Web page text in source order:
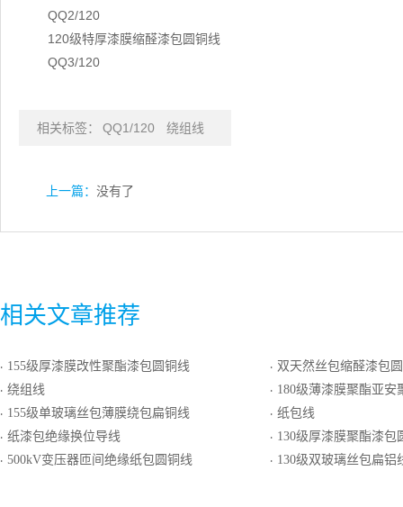
QQ2/120
120级特厚漆膜缩醛漆包圆铜线
QQ3/120
相关标签： QQ1/120 绕组线
上一篇： 没有了
相关文章推荐
· 155级厚漆膜改性聚酯漆包圆铜线
· 绕组线
· 155级单玻璃丝包薄膜绕包扁铜线
· 纸漆包绝缘换位导线
· 500kV变压器匝间绝缘纸包圆铜线
· 双天然丝包缩醛漆包
· 180级薄漆膜聚酯亚安聚酰胺
· 纸包线
· 130级厚漆膜聚酯漆包
· 130级双玻璃丝包扁铝